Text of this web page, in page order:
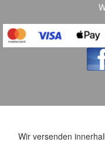
Wir versenden